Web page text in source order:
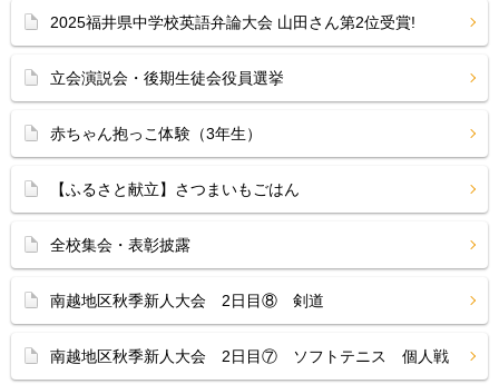
2025福井県中学校英語弁論大会 山田さん第2位受賞!
立会演説会・後期生徒会役員選挙
赤ちゃん抱っこ体験（3年生）
【ふるさと献立】さつまいもごはん
全校集会・表彰披露
南越地区秋季新人大会 2日目⑧ 剣道
南越地区秋季新人大会 2日目⑦ ソフトテニス 個人戦